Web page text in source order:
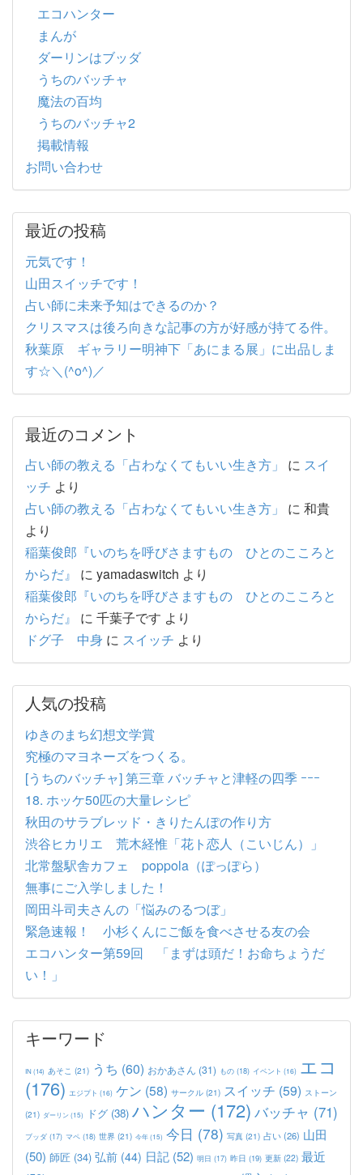
エコハンター
まんが
ダーリンはブッダ
うちのバッチャ
魔法の百均
うちのバッチャ2
掲載情報
お問い合わせ
最近の投稿
元気です！
山田スイッチです！
占い師に未来予知はできるのか？
クリスマスは後ろ向きな記事の方が好感が持てる件。
秋葉原 ギャラリー明神下「あにまる展」に出品しま
す☆＼(^o^)／
最近のコメント
占い師の教える「占わなくてもいい生き方」 に スイ
ッチ より
占い師の教える「占わなくてもいい生き方」
に 和貴
より
稲葉俊郎『いのちを呼びさますもの ひとのこころと
からだ』
に yamadaswitch より
稲葉俊郎『いのちを呼びさますもの ひとのこころと
からだ』
に 千葉子です より
ドグ子 中身 に スイッチ より
人気の投稿
ゆきのまち幻想文学賞
究極のマヨネーズをつくる。
[うちのバッチャ] 第三章 バッチャと津軽の四季 ｰｰｰ
18. ホッケ50匹の大量レシピ
秋田のサラブレッド・きりたんぽの作り方
渋谷ヒカリエ 荒木経惟「花ト恋人（こいじん）」
北常盤駅舎カフェ poppola（ぽっぽら）
無事にご入学しました！
岡田斗司夫さんの「悩みのるつぼ」
緊急速報！ 小杉くんにご飯を食べさせる友の会
エコハンター第59回 「まずは頭だ！お命ちょうだ
い！」
キーワード
IN(14) あそこ (21) うち (60) おかあさん (31) もの (18) イベント (16) エコ
(176) エジプト (16) ケン (58) サークル (21) スイッチ (59) ストーン
(21) ダーリン(15) ドグ (38) ハンター (172) バッチャ (71)
ブッダ (17) マペ (18) 世界 (21) 今年(15) 今日 (78) 写真 (21) 占い(26) 山田
(50) 師匠 (34) 弘前 (44) 日記 (52) 明日 (17) 昨日 (19) 更新 (22) 最近